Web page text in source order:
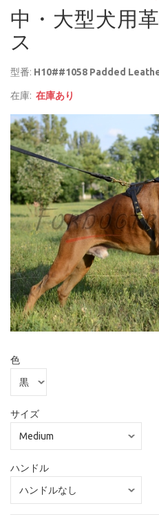
中・大型犬用
ス
型番: H10##1058 Padded
在庫: 在庫あり
色
サイズ
ハンドル